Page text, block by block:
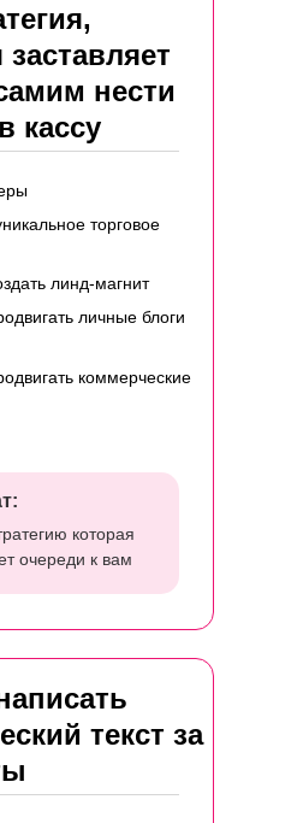
заставляет
нести
кассу
торговое
линд-магнит
которая
очереди к вам
личные блоги
коммерческие
текст за